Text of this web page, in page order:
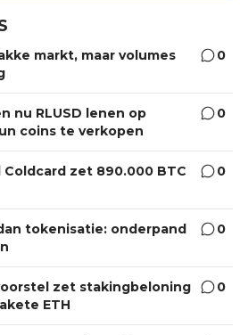
markt, maar volumes
0
nu RLUSD lenen op
coins te verkopen
0
zet 890.000 BTC
0
tokenisatie: onderpand
0
zet stakingbeloning
ETH
0